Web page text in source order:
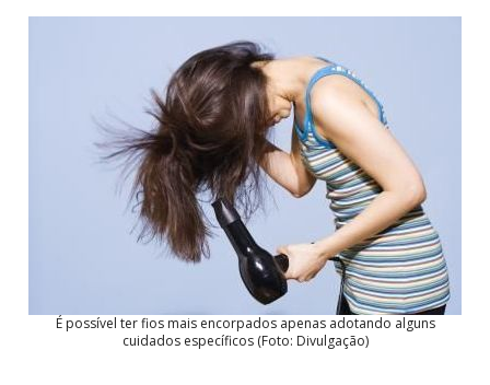
É possível ter fios mais encorpados apenas adotando alguns
cuidados específicos (Foto: Divulgação)